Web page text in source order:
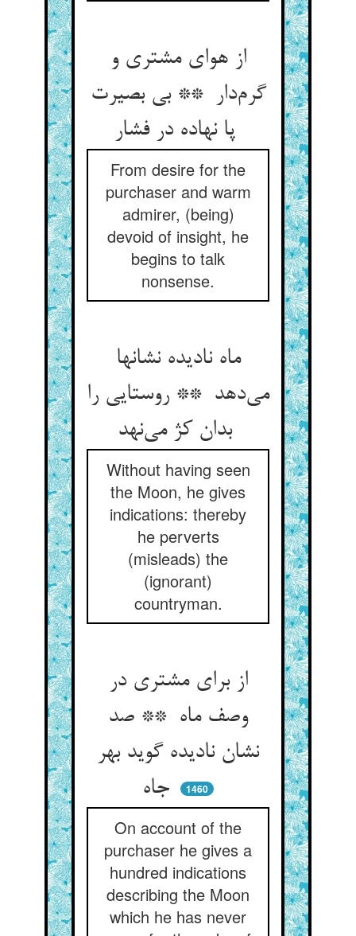
از هوای مشتری و
گرم‌دار ** بی بصیرت
From desire for the
purchaser and warm
admirer, (being)
devoid of insight, he
begins to talk
nonsense.
ماه نادیده نشانها
می‌دهد ** روستایی را
بدان کژ می‌نهد
Without having seen
the Moon, he gives
indications: thereby
he perverts
(misleads) the
(ignorant)
countryman.
از برای مشتری در
وصف ماه ** صد
نشان نادیده گوید بهر
1460
On account of the
purchaser he gives a
hundred indications
describing the Moon
which he has never